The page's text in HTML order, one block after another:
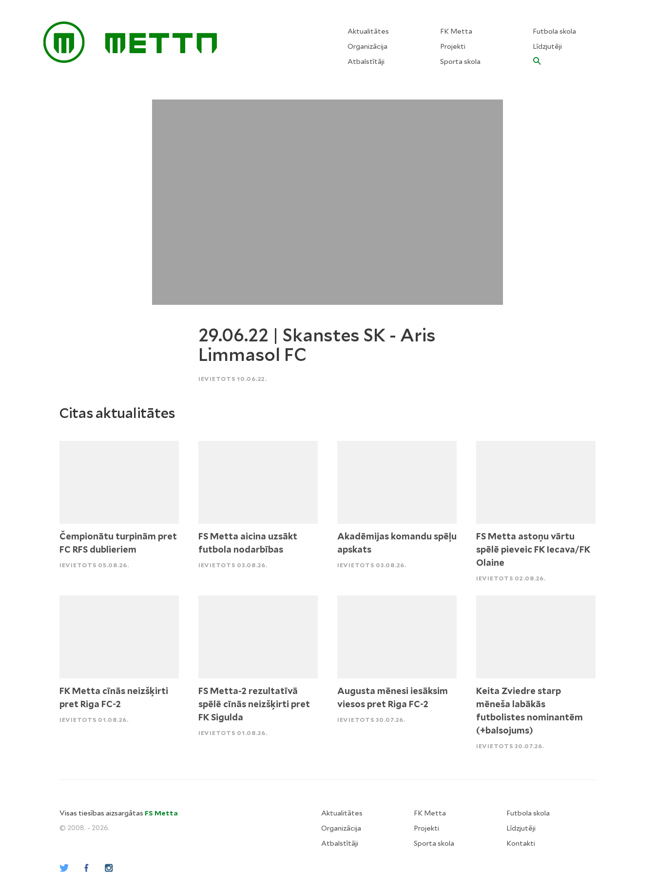
Aktualitātes
Organizācija
Atbalstītāji
FK Metta
Projekti
Sporta skola
Futbola skola
Līdzjutēji
29.06.22 | Skanstes SK - Aris
Limmasol FC
IEVIETOTS 10.06.22.
Citas aktualitātes
Čempionātu turpinām pret
FC RFS dublieriem
IEVIETOTS 05.08.26.
FS Metta aicina uzsākt
futbola nodarbības
IEVIETOTS 03.08.26.
Akadēmijas komandu spēļu
apskats
IEVIETOTS 03.08.26.
FS Metta astoņu vārtu
spēlē pieveic FK Iecava/FK
Olaine
IEVIETOTS 02.08.26.
FK Metta cīnās neizšķirti
pret Riga FC-2
IEVIETOTS 01.08.26.
FS Metta-2 rezultatīvā
spēlē cīnās neizšķirti pret
FK Sigulda
IEVIETOTS 01.08.26.
Augusta mēnesi iesāksim
viesos pret Riga FC-2
IEVIETOTS 30.07.26.
Keita Zviedre starp
mēneša labākās
futbolistes nominantēm
(+balsojums)
IEVIETOTS 30.07.26.
Visas tiesības aizsargātas FS Metta
© 2008. - 2026.
Aktualitātes
Organizācija
Atbalstītāji
FK Metta
Projekti
Sporta skola
Futbola skola
Līdzjutēji
Kontakti